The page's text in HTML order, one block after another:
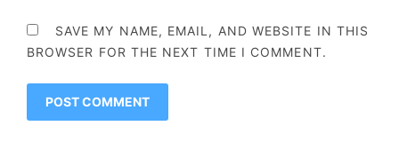
SAVE MY NAME, EMAIL, AND WEBSITE IN THIS
BROWSER FOR THE NEXT TIME I COMMENT.